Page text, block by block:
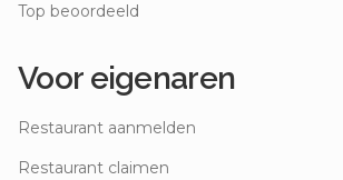
Top beoordeeld
Voor eigenaren
Restaurant aanmelden
Restaurant claimen